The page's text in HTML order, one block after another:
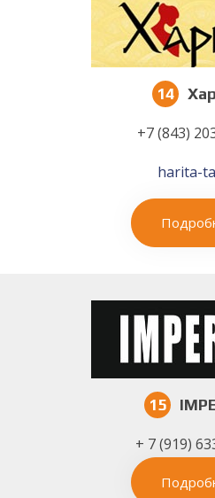
14
+7 (843)
harita-
15
+ 7 (919)